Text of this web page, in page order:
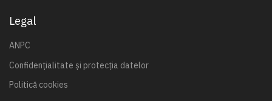
Legal
ANPC
Confidențialitate și protecția datelor
Politică cookies